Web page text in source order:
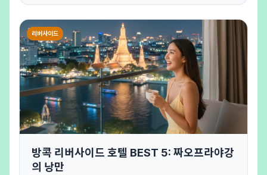
리버사이드
방콕 리버사이드 호텔 BEST 5: 짜오프라야강
의 낭만